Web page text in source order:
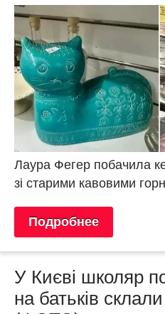
Лаура Фегер побачила
зі старими кавовими
Подробнее
У Києві школяр
на батьків